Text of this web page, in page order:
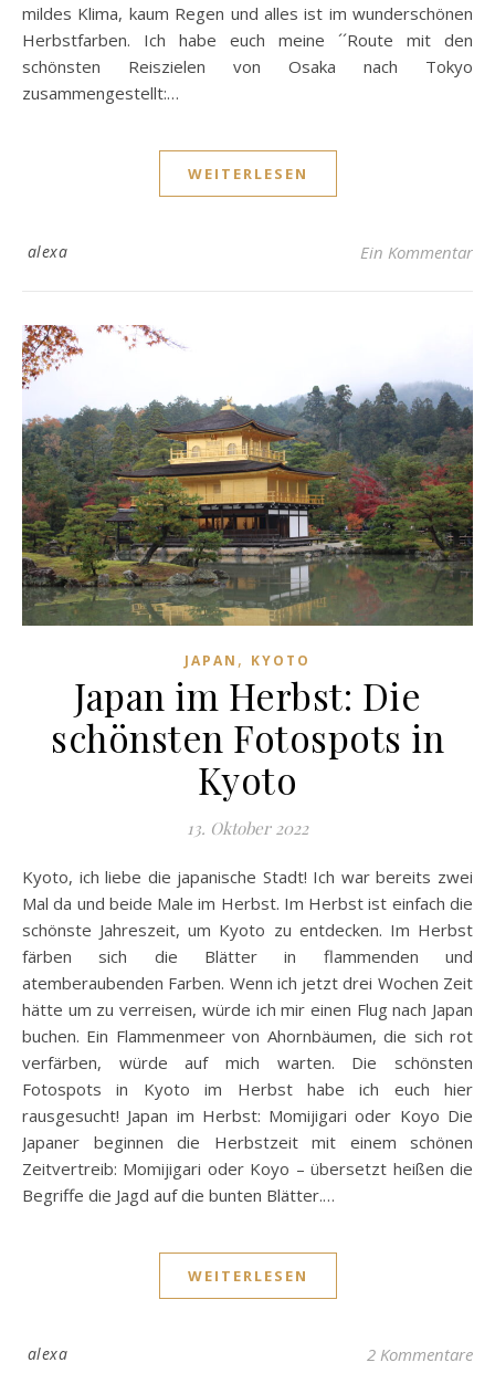
mildes Klima, kaum Regen und alles ist im wunderschönen
Herbstfarben. Ich habe euch meine ´´Route mit den
schönsten Reiszielen von Osaka nach Tokyo
zusammengestellt:…
WEITERLESEN
alexa Ein Kommentar
JAPAN , KYOTO
Japan im Herbst: Die
schönsten Fotospots in
Kyoto
13. Oktober 2022
Kyoto, ich liebe die japanische Stadt! Ich war bereits zwei
Mal da und beide Male im Herbst. Im Herbst ist einfach die
schönste Jahreszeit, um Kyoto zu entdecken. Im Herbst
färben sich die Blätter in flammenden und
atemberaubenden Farben. Wenn ich jetzt drei Wochen Zeit
hätte um zu verreisen, würde ich mir einen Flug nach Japan
buchen. Ein Flammenmeer von Ahornbäumen, die sich rot
verfärben, würde auf mich warten. Die schönsten
Fotospots in Kyoto im Herbst habe ich euch hier
rausgesucht! Japan im Herbst: Momijigari oder Koyo Die
Japaner beginnen die Herbstzeit mit einem schönen
Zeitvertreib: Momijigari oder Koyo – übersetzt heißen die
Begriffe die Jagd auf die bunten Blätter.…
WEITERLESEN
alexa 2 Kommentare